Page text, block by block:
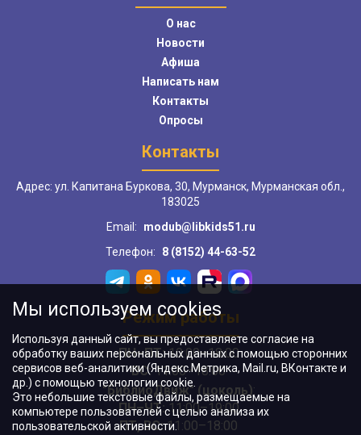
О нас
Новости
Афиша
Написать нам
Контакты
Опросы
Контакты
Адрес: ул. Капитана Буркова, 30, Мурманск, Мурманская обл.,
183025
Email:
modub@libkids51.ru
Телефон:
8 (8152) 44-63-52
Режим работы
ПН–ПТ:10:00–18:00
ВС:11:00–18:00
"БиблиоДвиж" (цоколь):
ПН–ЧТ:11:00–19:00
ПТ, ВС:11:00–18:00
Мы используем cookies
Используя данный сайт, вы предоставляете согласие на
обработку ваших персональных данных с помощью сторонних
сервисов веб-аналитики (Яндекс.Метрика, Mail.ru, ВКонтакте и
др.) с помощью технологии cookie.
Это небольшие текстовые файлы, размещаемые на
компьютере пользователей с целью анализа их
пользовательской активности.